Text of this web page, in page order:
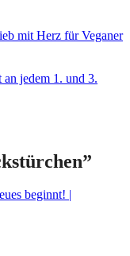
mit Herz für Veganer
jedem 1. und 3.
”
beginnt! |